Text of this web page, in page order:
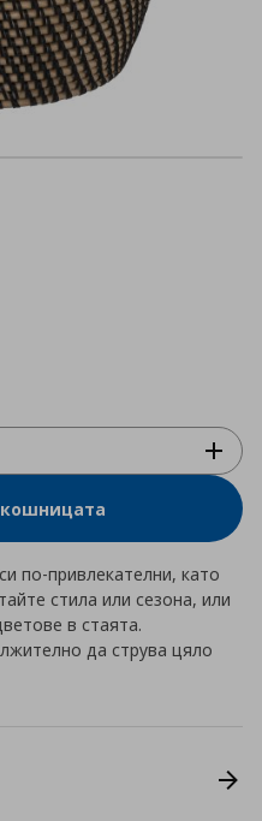
по-привлекателни, като
стила или сезона, или
в стаята.
да струва цяло